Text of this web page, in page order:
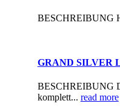
BESCHREIBUNG
GRAND SILVER
BESCHREIBUNG
komplett... read more